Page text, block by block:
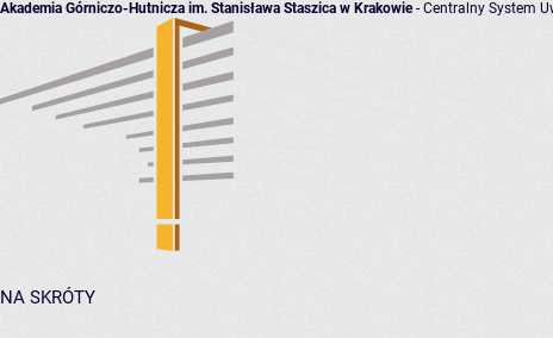
Akademia Górniczo-Hutnicza im. Stanisława Staszica w Krakowie- Centralny System
NA SKRÓTY